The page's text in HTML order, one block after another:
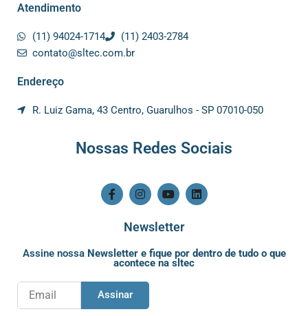
Atendimento
(11) 94024-1714
(11) 2403-2784
contato@sltec.com.br
Endereço
R. Luiz Gama, 43 Centro, Guarulhos - SP 07010-050
Nossas Redes Sociais
F
a
c
o
k
I
n
s
a
r
a
Y
o
u
t
u
e
L
i
n
i
Newsletter
Assine nossa Newsletter e fique por dentro de tudo o que
acontece na sltec
Assinar